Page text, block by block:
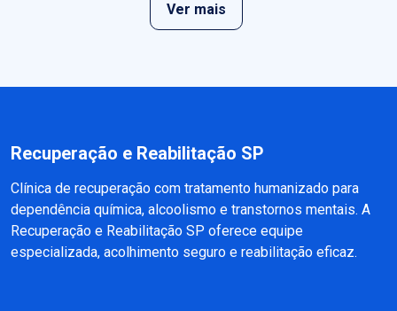
Ver mais
Recuperação e Reabilitação SP
Clínica de recuperação com tratamento humanizado para
dependência química, alcoolismo e transtornos mentais. A
Recuperação e Reabilitação SP oferece equipe
especializada, acolhimento seguro e reabilitação eficaz.